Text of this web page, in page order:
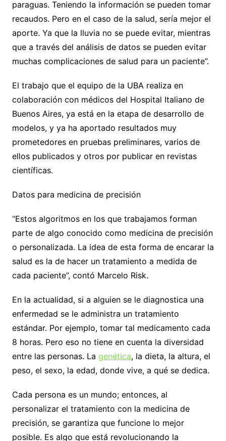
paraguas. Teniendo la información se pueden tomar
recaudos. Pero en el caso de la salud, sería mejor el
aporte. Ya que la lluvia no se puede evitar, mientras
que a través del análisis de datos se pueden evitar
muchas complicaciones de salud para un paciente”.
El trabajo que el equipo de la UBA realiza en
colaboración con médicos del Hospital Italiano de
Buenos Aires, ya está en la etapa de desarrollo de
modelos, y ya ha aportado resultados muy
prometedores en pruebas preliminares, varios de
ellos publicados y otros por publicar en revistas
científicas.
Datos para medicina de precisión
“Estos algoritmos en los que trabajamos forman
parte de algo conocido como medicina de precisión
o personalizada. La idea de esta forma de encarar la
salud es la de hacer un tratamiento a medida de
cada paciente”, contó Marcelo Risk.
En la actualidad, si a alguien se le diagnostica una
enfermedad se le administra un tratamiento
estándar. Por ejemplo, tomar tal medicamento cada
8 horas. Pero eso no tiene en cuenta la diversidad
entre las personas. La genética, la dieta, la altura, el
peso, el sexo, la edad, donde vive, a qué se dedica.
Cada persona es un mundo; entonces, al
personalizar el tratamiento con la medicina de
precisión, se garantiza que funcione lo mejor
posible. Es algo que está revolucionando la